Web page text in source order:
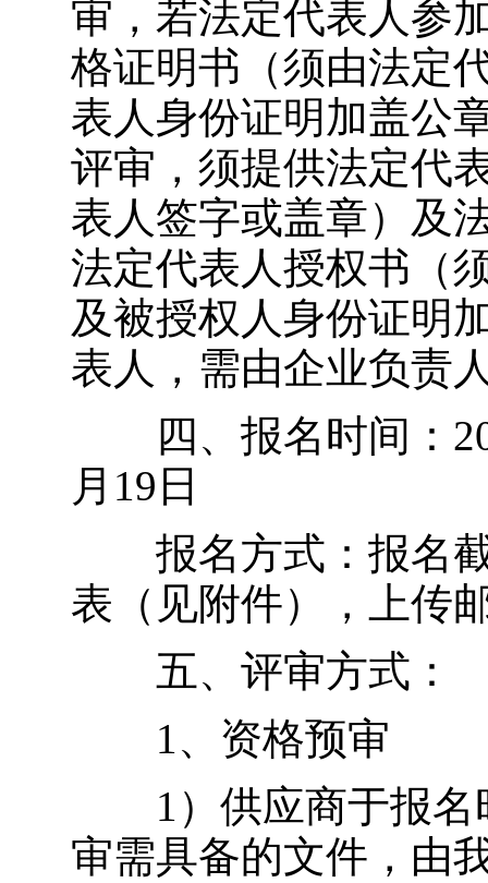
审，若法定代表人参
格证明书（须由法定
表人身份证明加盖公
评审，须提供法定代
表人签字或盖章）及
法定代表人授权书（
及被授权人身份证明
表人，需由企业负责
四、报名时间：
月19日
报名方式：报名截
表（见附件），上传
五、评审方式：
1、资格预审
1）供应商于报名
审需具备的文件，由